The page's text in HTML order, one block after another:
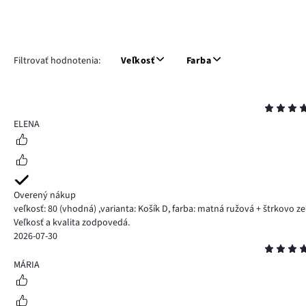
Filtrovať hodnotenia: Veľkosť Farba
5
ELENA
Overený nákup
veľkosť: 80 (vhodná) ,varianta: Košík D,farba: matná ružová + štrkovo
Veľkosť a kvalita zodpovedá.
2026-07-30
5
MÁRIA